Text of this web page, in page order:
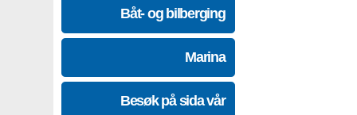
Båt- og bilberging
Marina
Besøk på sida vår